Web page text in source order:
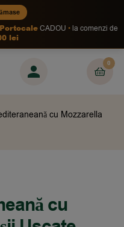
CADOU
la comenzi de
lei
0
cu Mozzarella
cu